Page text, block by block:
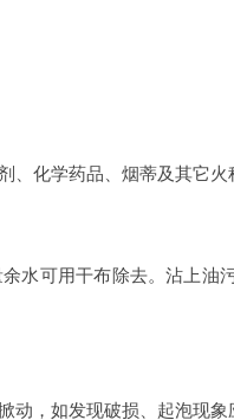
化学药品、烟蒂及其它火
可用干布除去。沾上油
，如发现破损、起泡现象